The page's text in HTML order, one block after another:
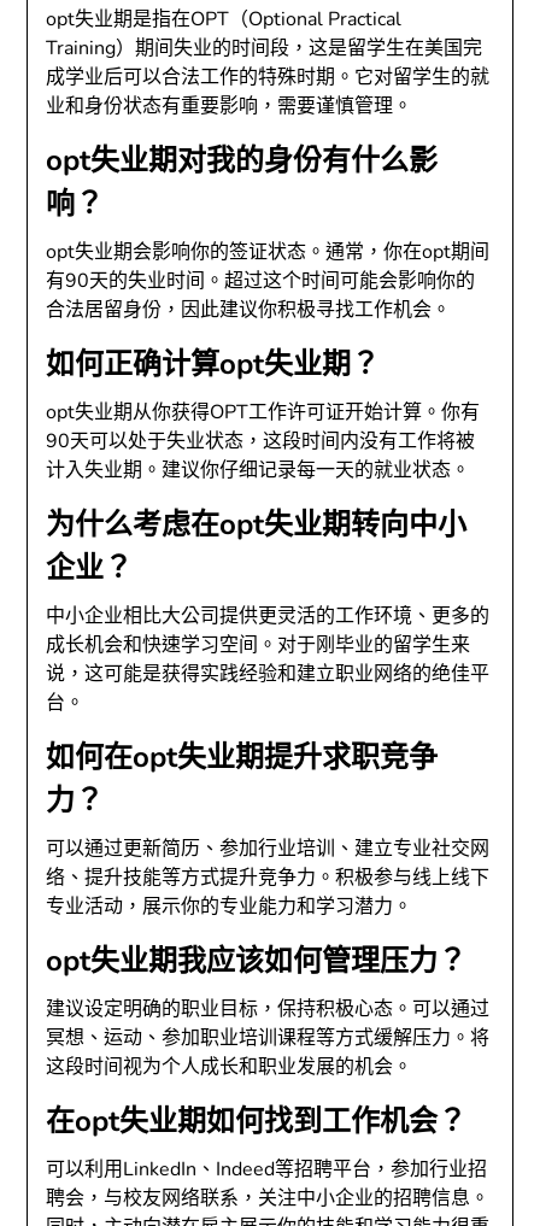
opt失业期是指在OPT（Optional Practical
Training）期间失业的时间段，这是留学生在美国完
成学业后可以合法工作的特殊时期。它对留学生的就
业和身份状态有重要影响，需要谨慎管理。
opt失业期对我的身份有什么影
响？
opt失业期会影响你的签证状态。通常，你在opt期间
有90天的失业时间。超过这个时间可能会影响你的
合法居留身份，因此建议你积极寻找工作机会。
如何正确计算opt失业期？
opt失业期从你获得OPT工作许可证开始计算。你有
90天可以处于失业状态，这段时间内没有工作将被
计入失业期。建议你仔细记录每一天的就业状态。
为什么考虑在opt失业期转向中小
企业？
中小企业相比大公司提供更灵活的工作环境、更多的
成长机会和快速学习空间。对于刚毕业的留学生来
说，这可能是获得实践经验和建立职业网络的绝佳平
台。
如何在opt失业期提升求职竞争
力？
可以通过更新简历、参加行业培训、建立专业社交网
络、提升技能等方式提升竞争力。积极参与线上线下
专业活动，展示你的专业能力和学习潜力。
opt失业期我应该如何管理压力？
建议设定明确的职业目标，保持积极心态。可以通过
冥想、运动、参加职业培训课程等方式缓解压力。将
这段时间视为个人成长和职业发展的机会。
在opt失业期如何找到工作机会？
可以利用LinkedIn、Indeed等招聘平台，参加行业招
聘会，与校友网络联系，关注中小企业的招聘信息。